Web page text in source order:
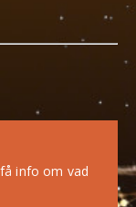
info om vad